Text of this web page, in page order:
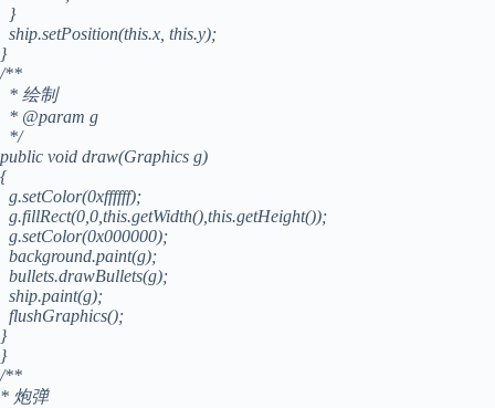
}
ship.setPosition(this.x, this.y);
}
/**
* 绘制
* @param g
*/
public void draw(Graphics g)
{
g.setColor(0xffffff);
g.fillRect(0,0,this.getWidth(),this.getHeight());
g.setColor(0x000000);
background.paint(g);
bullets.drawBullets(g);
ship.paint(g);
flushGraphics();
}
}
/**
* 炮弹